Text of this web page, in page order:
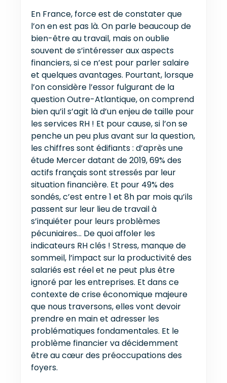
En France, force est de constater que
l’on en est pas là. On parle beaucoup de
bien-être au travail, mais on oublie
souvent de s’intéresser aux aspects
financiers, si ce n’est pour parler salaire
et quelques avantages. Pourtant, lorsque
l’on considère l’essor fulgurant de la
question Outre-Atlantique, on comprend
bien qu’il s’agit là d’un enjeu de taille pour
les services RH ! Et pour cause, si l’on se
penche un peu plus avant sur la question,
les chiffres sont édifiants : d’après une
étude Mercer datant de 2019, 69% des
actifs français sont stressés par leur
situation financière. Et pour 49% des
sondés, c’est entre 1 et 8h par mois qu’ils
passent sur leur lieu de travail à
s’inquiéter pour leurs problèmes
pécuniaires… De quoi affoler les
indicateurs RH clés ! Stress, manque de
sommeil, l’impact sur la productivité des
salariés est réel et ne peut plus être
ignoré par les entreprises. Et dans ce
contexte de crise économique majeure
que nous traversons, elles vont devoir
prendre en main et adresser les
problématiques fondamentales. Et le
problème financier va décidemment
être au cœur des préoccupations des
foyers.